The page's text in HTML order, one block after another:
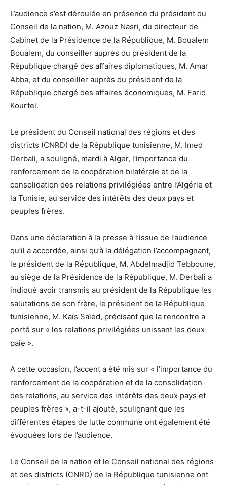
L’audience s’est déroulée en présence du président du
Conseil de la nation, M. Azouz Nasri, du directeur de
Cabinet de la Présidence de la République, M. Boualem
Boualem, du conseiller auprès du président de la
République chargé des affaires diplomatiques, M. Amar
Abba, et du conseiller auprès du président de la
République chargé des affaires économiques, M. Farid
Kourtel.
Le président du Conseil national des régions et des
districts (CNRD) de la République tunisienne, M. Imed
Derbali, a souligné, mardi à Alger, l’importance du
renforcement de la coopération bilatérale et de la
consolidation des relations privilégiées entre l’Algérie et
la Tunisie, au service des intérêts des deux pays et
peuples frères.
Dans une déclaration à la presse à l’issue de l’audience
qu’il a accordée, ainsi qu’à la délégation l’accompagnant,
le président de la République, M. Abdelmadjid Tebboune,
au siège de la Présidence de la République, M. Derbali a
indiqué avoir transmis au président de la République les
salutations de son frère, le président de la République
tunisienne, M. Kaïs Saïed, précisant que la rencontre a
porté sur « les relations privilégiées unissant les deux
paie ».
A cette occasion, l’accent a été mis sur « l’importance du
renforcement de la coopération et de la consolidation
des relations, au service des intérêts des deux pays et
peuples frères », a-t-il ajouté, soulignant que les
différentes étapes de lutte commune ont également été
évoquées lors de l’audience.
Le Conseil de la nation et le Conseil national des régions
et des districts (CNRD) de la République tunisienne ont